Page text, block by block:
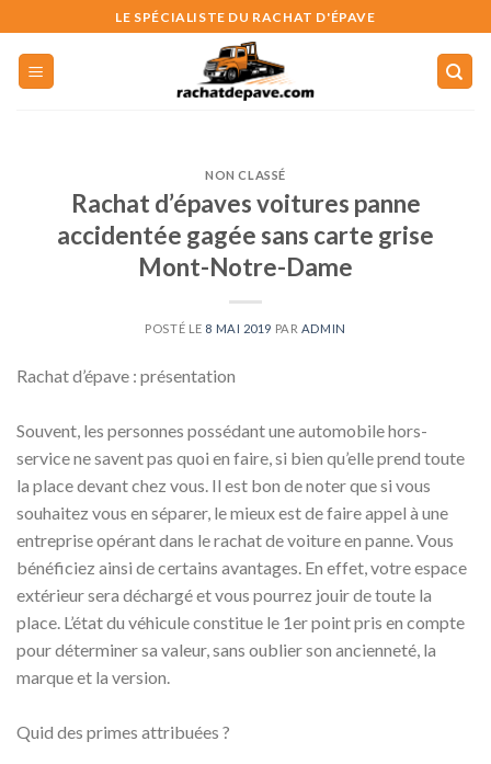
to
content
LE SPÉCIALISTE DU RACHAT D'ÉPAVE
NON CLASSÉ
Rachat d’épaves voitures panne
accidentée gagée sans carte grise
Mont-Notre-Dame
POSTÉ LE 8 MAI 2019 PAR ADMIN
Rachat d’épave : présentation
Souvent, les personnes possédant une automobile hors-
service ne savent pas quoi en faire, si bien qu’elle prend toute
la place devant chez vous. Il est bon de noter que si vous
souhaitez vous en séparer, le mieux est de faire appel à une
entreprise opérant dans le rachat de voiture en panne. Vous
bénéficiez ainsi de certains avantages. En effet, votre espace
extérieur sera déchargé et vous pourrez jouir de toute la
place. L’état du véhicule constitue le 1er point pris en compte
pour déterminer sa valeur, sans oublier son ancienneté, la
marque et la version.
Quid des primes attribuées ?